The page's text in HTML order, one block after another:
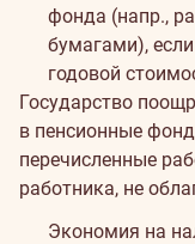
фонда (напр.,
бумагами),
годовой
Государство
в пенсионные
перечисленные
работника, не
Экономия на